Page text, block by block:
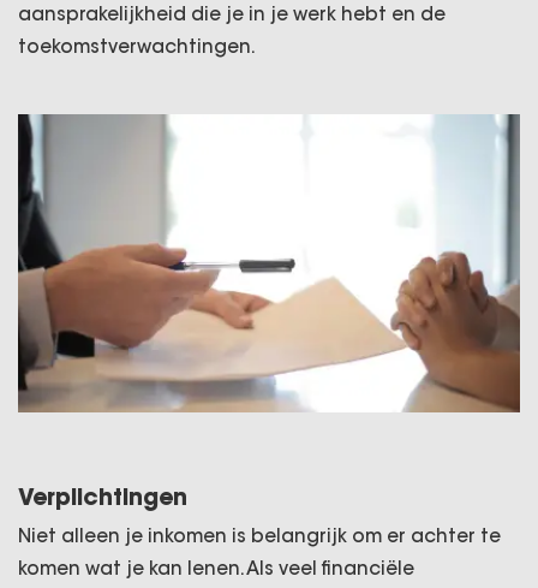
aansprakelijkheid die je in je werk hebt en de
toekomstverwachtingen.
Verplichtingen
Niet alleen je inkomen is belangrijk om er achter te
komen wat je kan lenen. Als veel financiële